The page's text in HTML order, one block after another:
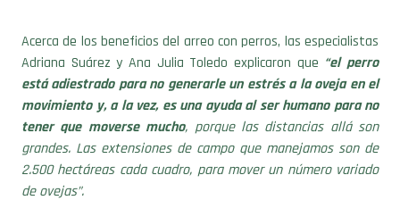
Acerca de los beneficios del arreo con perros, las especialistas
Adriana Suárez y Ana Julia Toledo explicaron que “el perro
está adiestrado para no generarle un estrés a la oveja en el
movimiento y, a la vez, es una ayuda al ser humano para no
tener que moverse mucho, porque las distancias allá son
grandes. Las extensiones de campo que manejamos son de
2.500 hectáreas cada cuadro, para mover un número variado
de ovejas”.